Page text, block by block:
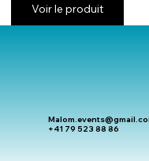
Voir le produit
+41 79 523 88 86